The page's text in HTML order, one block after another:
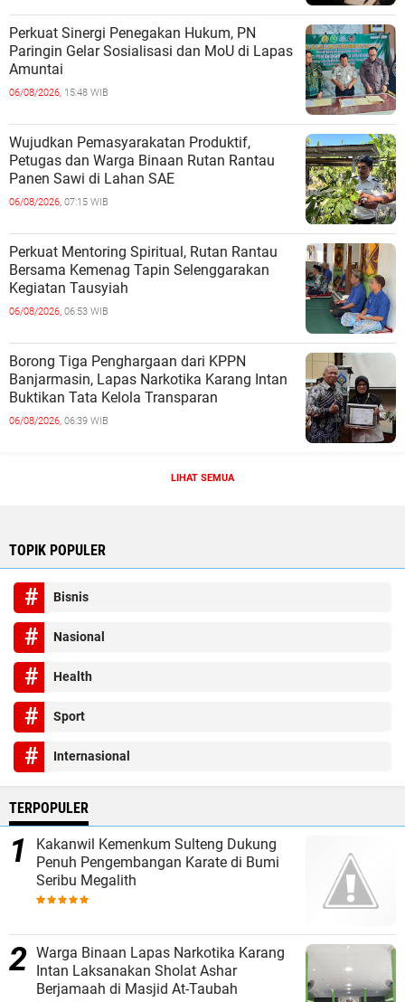
Perkuat Sinergi Penegakan Hukum, PN
Paringin Gelar Sosialisasi dan MoU di Lapas
Amuntai
06/08/2026, 15:48 WIB
Wujudkan Pemasyarakatan Produktif,
Petugas dan Warga Binaan Rutan Rantau
Panen Sawi di Lahan SAE
06/08/2026, 07:15 WIB
Perkuat Mentoring Spiritual, Rutan Rantau
Bersama Kemenag Tapin Selenggarakan
Kegiatan Tausyiah
06/08/2026, 06:53 WIB
Borong Tiga Penghargaan dari KPPN
Banjarmasin, Lapas Narkotika Karang Intan
Buktikan Tata Kelola Transparan
06/08/2026, 06:39 WIB
LIHAT SEMUA
TOPIK POPULER
Bisnis
Nasional
Health
Sport
Internasional
TERPOPULER
Kakanwil Kemenkum Sulteng Dukung
Penuh Pengembangan Karate di Bumi
Seribu Megalith
Warga Binaan Lapas Narkotika Karang
Intan Laksanakan Sholat Ashar
Berjamaah di Masjid At-Taubah